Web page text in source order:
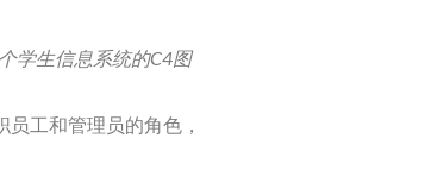
学生信息系统的C4图
工和管理员的角色，